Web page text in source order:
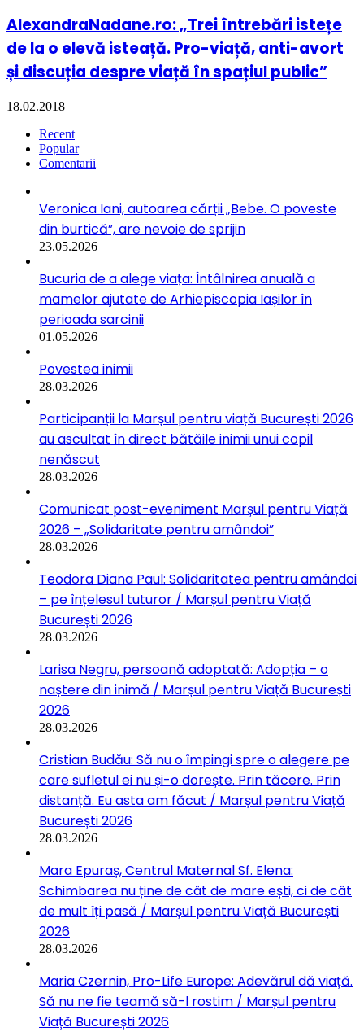
AlexandraNadane.ro: „Trei întrebări istețe
de la o elevă isteață. Pro-viață, anti-avort
și discuția despre viață în spațiul public”
18.02.2018
Recent
Popular
Comentarii
Veronica Iani, autoarea cărții „Bebe. O poveste
din burtică”, are nevoie de sprijin
23.05.2026
Bucuria de a alege viața: Întâlnirea anuală a
mamelor ajutate de Arhiepiscopia Iașilor în
perioada sarcinii
01.05.2026
Povestea inimii
28.03.2026
Participanții la Marșul pentru viață București 2026
au ascultat în direct bătăile inimii unui copil
nenăscut
28.03.2026
Comunicat post-eveniment Marșul pentru Viață
2026 – „Solidaritate pentru amândoi”
28.03.2026
Teodora Diana Paul: Solidaritatea pentru amândoi
– pe înțelesul tuturor / Marșul pentru Viață
București 2026
28.03.2026
Larisa Negru, persoană adoptată: Adopția – o
naștere din inimă / Marșul pentru Viață București
2026
28.03.2026
Cristian Budău: Să nu o împingi spre o alegere pe
care sufletul ei nu și-o dorește. Prin tăcere. Prin
distanță. Eu asta am făcut / Marșul pentru Viață
București 2026
28.03.2026
Mara Epuraș, Centrul Maternal Sf. Elena:
Schimbarea nu ține de cât de mare ești, ci de cât
de mult îți pasă / Marșul pentru Viață București
2026
28.03.2026
Maria Czernin, Pro-Life Europe: Adevărul dă viață.
Să nu ne fie teamă să-l rostim / Marșul pentru
Viață București 2026